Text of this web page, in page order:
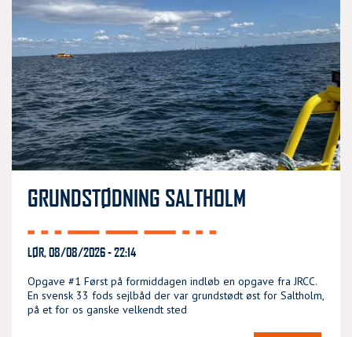
GRUNDSTØDNING SALTHOLM
LØR, 08/08/2026 - 22:14
Opgave #1 Først på formiddagen indløb en opgave fra JRCC.
En svensk 33 fods sejlbåd der var grundstødt øst for Saltholm,
på et for os ganske velkendt sted